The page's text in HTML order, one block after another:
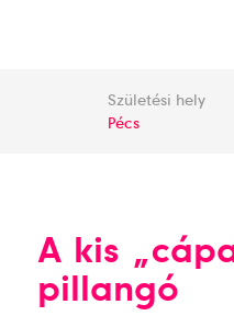
Születési hely
Pécs
A kis
pillangó